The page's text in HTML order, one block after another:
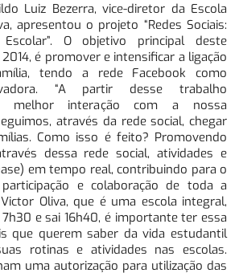
Luiz Bezerra, vice-diretor da Escola
apresentou o projeto “Redes Sociais:
Escolar”. O objetivo principal deste
é promover e intensificar a ligação
tendo a rede Facebook como
“A partir desse trabalho
melhor interação com a nossa
através da rede social, chegar
Como isso é feito? Promovendo
dessa rede social, atividades e
em tempo real, contribuindo para o
participação e colaboração de toda a
Oliva, que é uma escola integral,
e sai 16h40, é importante ter essa
que querem saber da vida estudantil
rotinas e atividades nas escolas.
uma autorização para utilização das